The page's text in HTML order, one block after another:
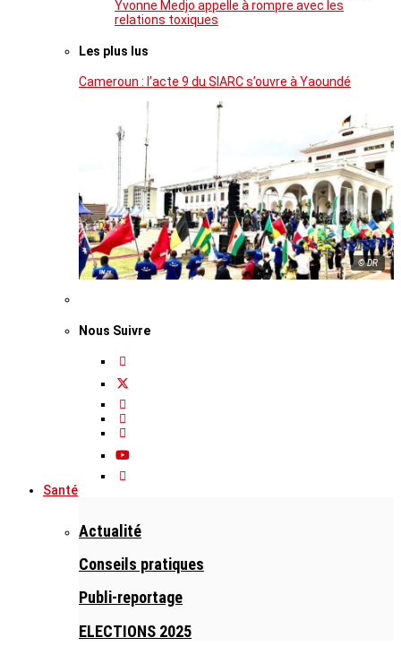
Yvonne Medjo appelle à rompre avec les
relations toxiques
Les plus lus
Cameroun : l’acte 9 du SIARC s’ouvre à Yaoundé
© DR
Nous Suivre
Santé
Actualité
Conseils pratiques
Publi-reportage
ELECTIONS 2025